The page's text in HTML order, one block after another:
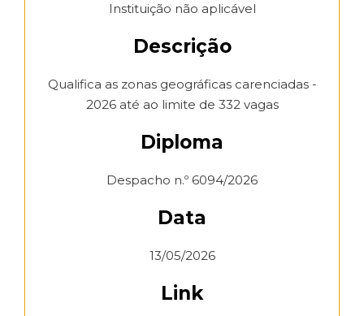
Instituição não aplicável
Descrição
Qualifica as zonas geográficas carenciadas -
2026 até ao limite de 332 vagas
Diploma
Despacho n.º 6094/2026
Data
13/05/2026
Link